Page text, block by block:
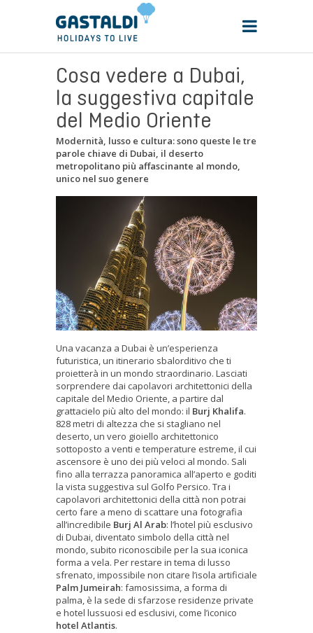
Cosa vedere a Dubai,
la suggestiva capitale
del Medio Oriente
Modernità, lusso e cultura: sono queste le tre
parole chiave di Dubai, il deserto
metropolitano più affascinante al mondo,
unico nel suo genere
Una vacanza a Dubai è un’esperienza
futuristica, un itinerario sbalorditivo che ti
proietterà in un mondo straordinario. Lasciati
sorprendere dai capolavori architettonici della
capitale del Medio Oriente, a partire dal
grattacielo più alto del mondo: il Burj Khalifa.
828 metri di altezza che si stagliano nel
deserto, un vero gioiello architettonico
sottoposto a venti e temperature estreme, il cui
ascensore è uno dei più veloci al mondo. Sali
fino alla terrazza panoramica all’aperto e goditi
la vista suggestiva sul Golfo Persico. Tra i
capolavori architettonici della città non potrai
certo fare a meno di scattare una fotografia
all’incredibile Burj Al Arab: l’hotel più esclusivo
di Dubai, diventato simbolo della città nel
mondo, subito riconoscibile per la sua iconica
forma a vela. Per restare in tema di lusso
sfrenato, impossibile non citare l’isola artificiale
Palm Jumeirah: famosissima, a forma di
palma, è la sede di sfarzose residenze private
e hotel lussuosi ed esclusivi, come l’iconico
hotel Atlantis.